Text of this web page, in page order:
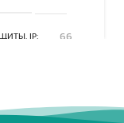
IP 66